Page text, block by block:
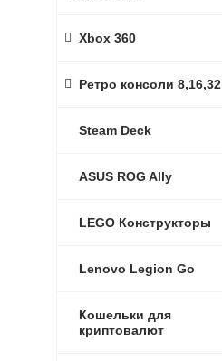
Xbox 360
Ретро консоли 8,16,32
Steam Deck
ASUS ROG Ally
LEGO Конструкторы
Lenovo Legion Go
Кошельки для
криптовалют